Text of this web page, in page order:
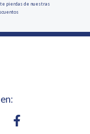
te pierdas de nuestras